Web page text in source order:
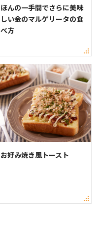
ほんの一手間でさらに美味
しい金のマルゲリータの食
べ方
お好み焼き風トースト